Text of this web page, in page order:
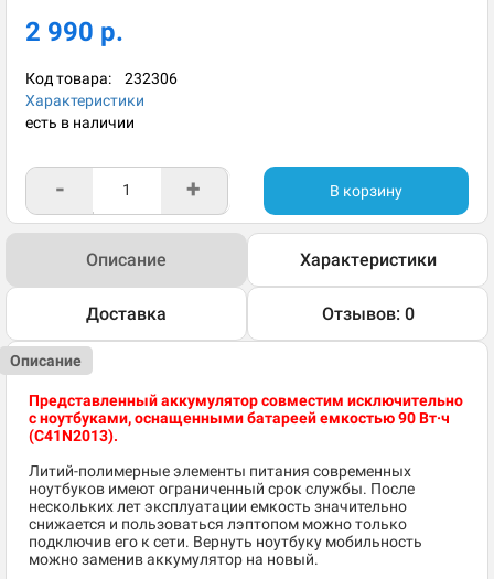
2 990 р.
Код товара: 232306
Характеристики
есть в наличии
- + В корзину
Описание Характеристики
Доставка Отзывов: 0
Описание
Представленный аккумулятор совместим исключительно
с ноутбуками, оснащенными батареей емкостью 90 Вт·ч
(C41N2013).
Литий-полимерные элементы питания современных
ноутбуков имеют ограниченный срок службы. После
нескольких лет эксплуатации емкость значительно
снижается и пользоваться лэптопом можно только
подключив его к сети. Вернуть ноутбуку мобильность
можно заменив аккумулятор на новый.